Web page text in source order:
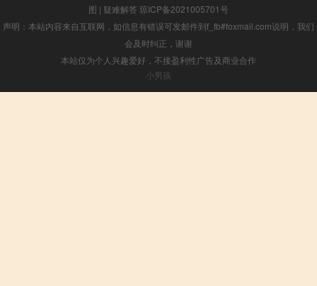
图 | 疑难解答 琼ICP备2021005701号
声明：本站内容来自互联网，如信息有错误可发邮件到f_fb#foxmail.com说明，我们
会及时纠正，谢谢
本站仅为个人兴趣爱好，不接盈利性广告及商业合作
小男孩